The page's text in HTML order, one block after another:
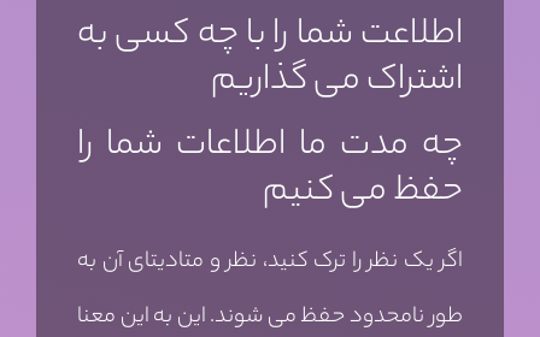
اطلاعت شما را با چه کسی به
اشتراک می گذاریم
چه مدت ما اطلاعات شما را
حفظ می کنیم
اگر یک نظر را ترک کنید، نظر و متادیتای آن به
طور نامحدود حفظ می شوند. این به این معنا